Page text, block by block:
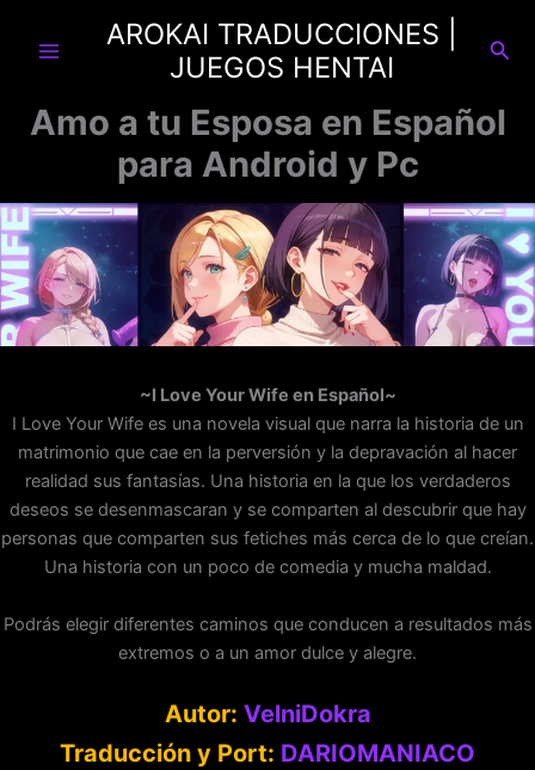
AROKAI TRADUCCIONES |
JUEGOS HENTAI
Amo a tu Esposa en Español
para Android y Pc
~I Love Your Wife en Español~
I Love Your Wife es una novela visual que narra la historia de un
matrimonio que cae en la perversión y la depravación al hacer
realidad sus fantasías. Una historia en la que los verdaderos
deseos se desenmascaran y se comparten al descubrir que hay
personas que comparten sus fetiches más cerca de lo que creían.
Una historia con un poco de comedia y mucha maldad.
Podrás elegir diferentes caminos que conducen a resultados más
extremos o a un amor dulce y alegre.
Autor: VelniDokra
Traducción y Port: DARIOMANIACO